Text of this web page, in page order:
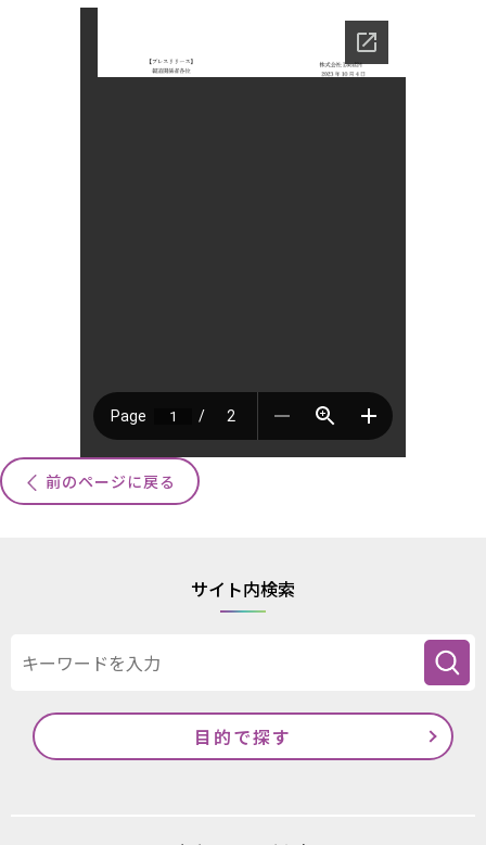
前のページに戻る
サイト内検索
目的で探す